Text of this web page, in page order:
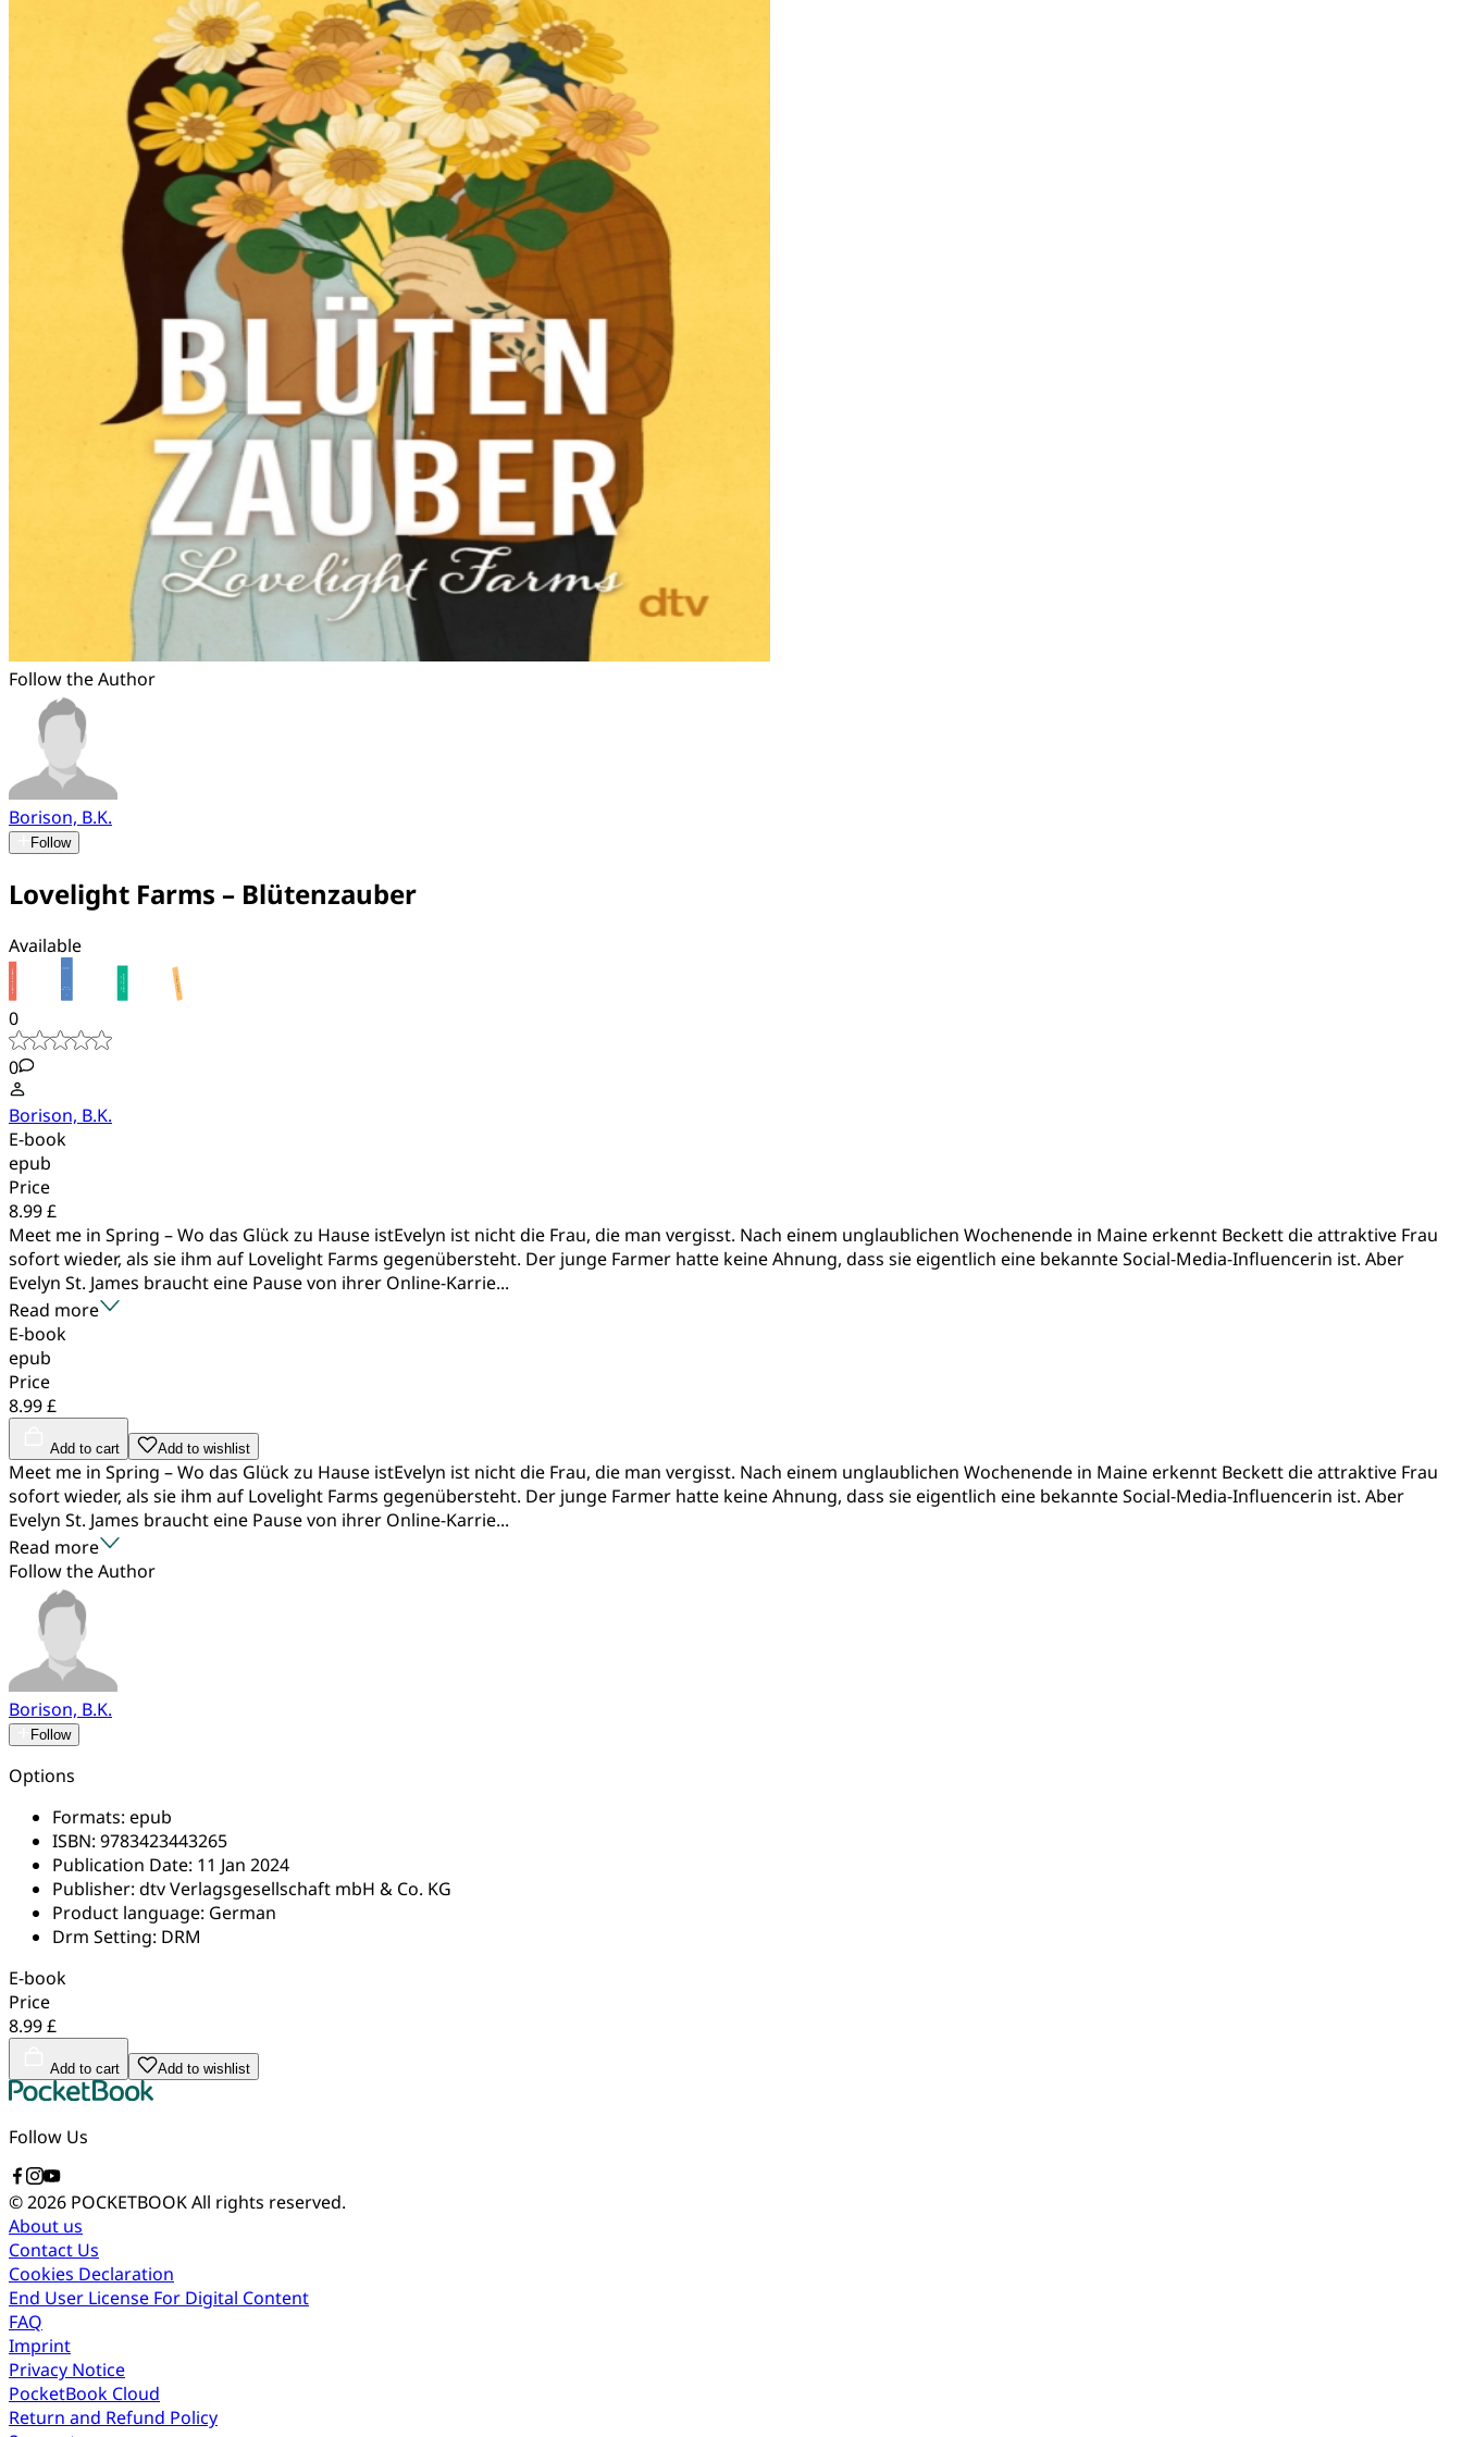
Follow the Author
Borison, B.K.
Follow
Lovelight Farms – Blütenzauber
Available
0
0
Borison, B.K.
E-book
epub
Price
8.99 £
Meet me in Spring – Wo das Glück zu Hause istEvelyn ist nicht die Frau, die man vergisst. Nach einem unglaublichen Wochenende in Maine erkennt Beckett die attraktive Frau
sofort wieder, als sie ihm auf Lovelight Farms gegenübersteht. Der junge Farmer hatte keine Ahnung, dass sie eigentlich eine bekannte Social-Media-Influencerin ist. Aber
Evelyn St. James braucht eine Pause von ihrer Online-Karrie...
Read more
E-book
epub
Price
8.99 £
Add to cart Add to wishlist
Meet me in Spring – Wo das Glück zu Hause istEvelyn ist nicht die Frau, die man vergisst. Nach einem unglaublichen Wochenende in Maine erkennt Beckett die attraktive Frau
sofort wieder, als sie ihm auf Lovelight Farms gegenübersteht. Der junge Farmer hatte keine Ahnung, dass sie eigentlich eine bekannte Social-Media-Influencerin ist. Aber
Evelyn St. James braucht eine Pause von ihrer Online-Karrie...
Read more
Follow the Author
Borison, B.K.
Follow
Options
Formats: epub
ISBN: 9783423443265
Publication Date: 11 Jan 2024
Publisher: dtv Verlagsgesellschaft mbH & Co. KG
Product language: German
Drm Setting: DRM
E-book
Price
8.99 £
Add to cart Add to wishlist
Follow Us
© 2026 POCKETBOOKAll rights reserved.
About us
Contact Us
Cookies Declaration
End User License For Digital Content
FAQ
Imprint
Privacy Notice
PocketBook Cloud
Return and Refund Policy